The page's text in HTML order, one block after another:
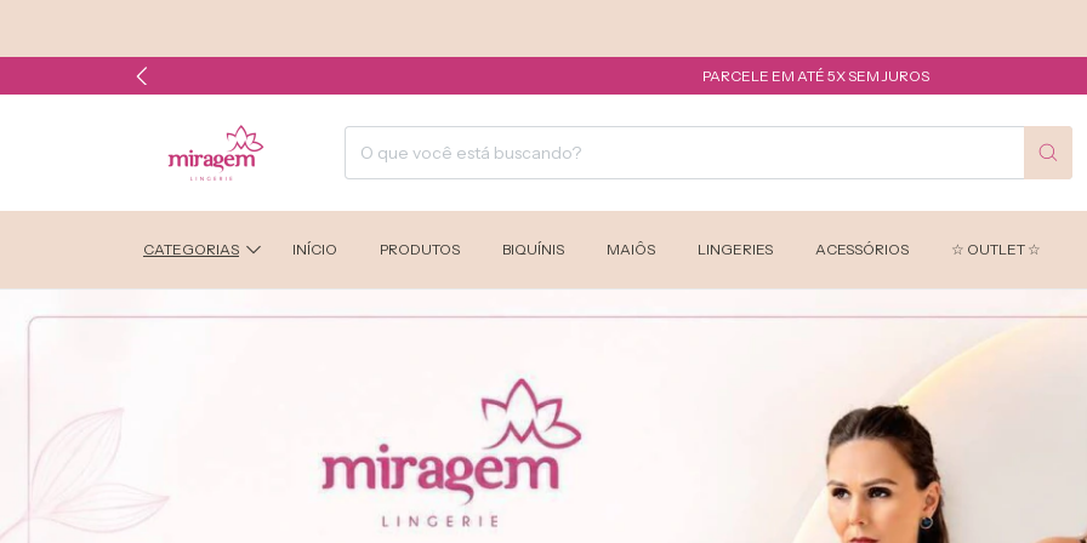
PARCELE EM ATÉ 5X SEM JUROS
CATEGORIAS INÍCIO PRODUTOS BIQUÍNIS MAIÔS LINGERIES ACESSÓRIOS ☆ OUTLET ☆